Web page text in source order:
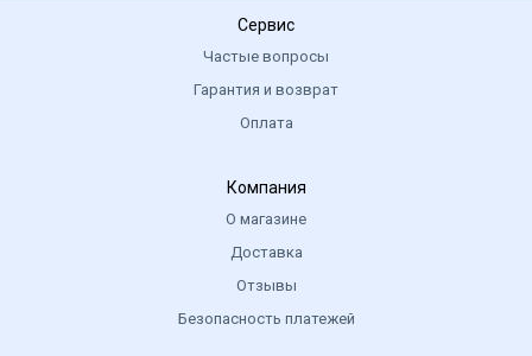
Сервис
Частые вопросы
Гарантия и возврат
Оплата
Компания
О магазине
Доставка
Отзывы
Безопасность платежей